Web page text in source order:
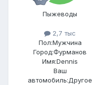
Пыжеводы
2,7 тыс
Пол:Мужчина
Город:Фурманов
Имя:Dennis
Ваш
автомобиль:Другое